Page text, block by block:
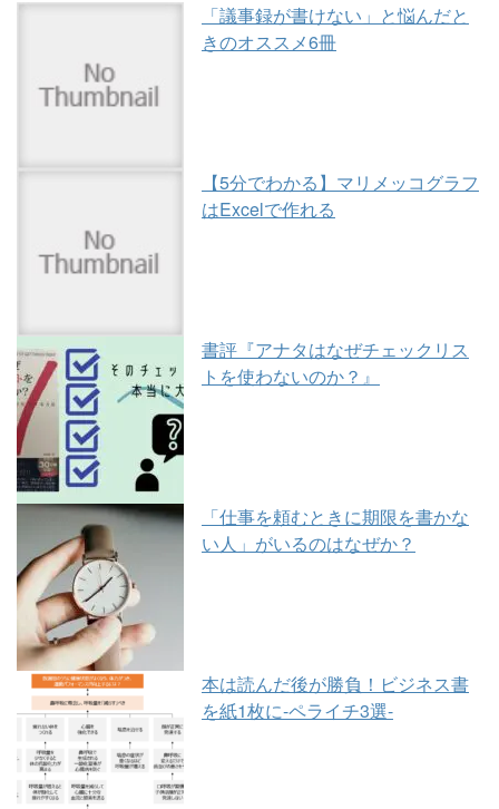
「議事録が書けない」と悩んだと
きのオススメ6冊
【5分でわかる】マリメッコグラフ
はExcelで作れる
書評『アナタはなぜチェックリス
トを使わないのか？』
「仕事を頼むときに期限を書かな
い人」がいるのはなぜか？
本は読んだ後が勝負！ビジネス書
を紙1枚に-ペライチ3選-